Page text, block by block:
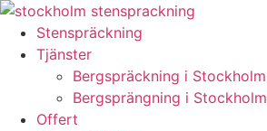
Skip
content
Stenspräckning
Tjänster
Bergspräckning i Stockholm
Bergsprängning i Stockholm
Offert